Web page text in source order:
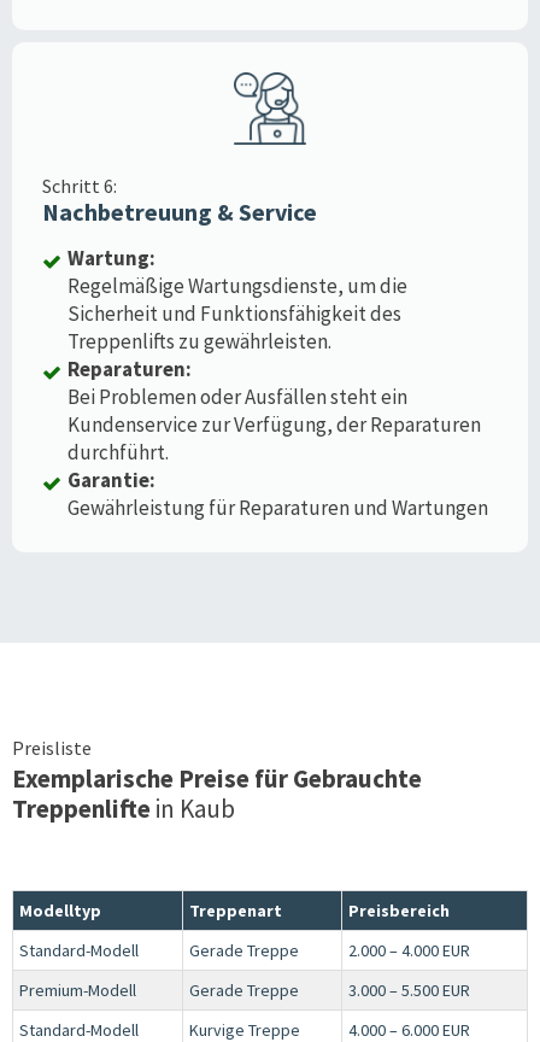
Schritt 6:
Nachbetreuung & Service
Wartung:
Regelmäßige Wartungsdienste, um die
Sicherheit und Funktionsfähigkeit des
Treppenlifts zu gewährleisten.
Reparaturen:
Bei Problemen oder Ausfällen steht ein
Kundenservice zur Verfügung, der Reparaturen
durchführt.
Garantie:
Gewährleistung für Reparaturen und Wartungen
Preisliste
Exemplarische Preise für Gebrauchte
Treppenliftein Kaub
Modelltyp Treppenart
Preisbereich
Standard-Modell
Gerade Treppe
2.000 – 4.000 EUR
Premium-Modell
Gerade Treppe
3.000 – 5.500 EUR
Standard-Modell
Kurvige Treppe
4.000 – 6.000 EUR